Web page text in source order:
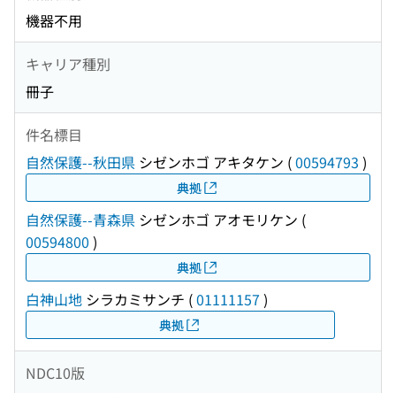
機器不用
キャリア種別
冊子
件名標目
自然保護--秋田県 シゼンホゴ アキタケン (00594793 )
典拠
自然保護--青森県 シゼンホゴ アオモリケン (
00594800 )
典拠
白神山地 シラカミサンチ (01111157 )
典拠
NDC10版